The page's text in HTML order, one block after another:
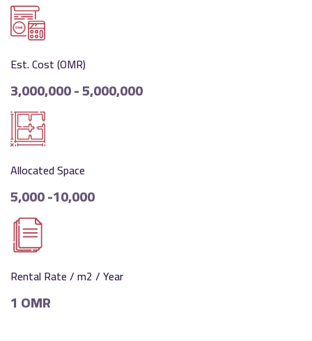
Est. Cost (OMR)
3,000,000 - 5,000,000
Allocated Space
5,000 -10,000
Rental Rate / m2 / Year
1 OMR